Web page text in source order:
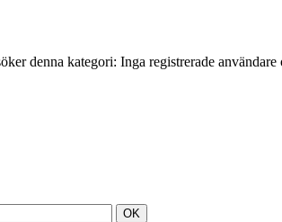
denna kategori: Inga registrerade användare